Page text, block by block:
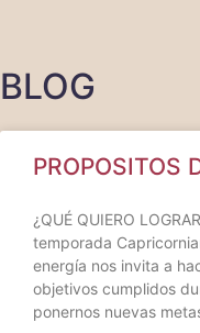
BLOG
PROPOSITOS
¿QUÉ QUIERO
temporada
energía nos invita a
objetivos cumplidos
ponernos nuevas